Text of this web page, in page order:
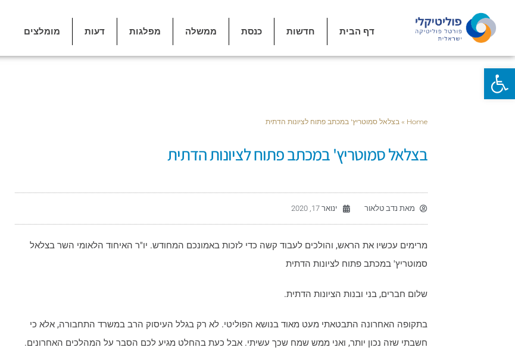
דף הבית חדשות כנסת ממשלה מפלגות דעות מומלצים
Home
» בצלאל סמוטריץ' במכתב פתוח לציונות הדתית
בצלאל סמוטריץ' במכתב פתוח לציונות הדתית
מאת נדב טלאור ינואר 17, 2020
מרימים עכשיו את הראש, והולכים לעבוד קשה כדי לזכות באמונכם המחודש. יו"ר האיחוד הלאומי השר בצלאל
סמוטריץ' במכתב פתוח לציונות הדתית
שלום חברים, בני ובנות הציונות הדתית.
בתקופה האחרונה התבטאתי מעט מאוד בנושא הפוליטי. לא רק בגלל העיסוק הרב במשרד התחבורה, אלא כי
חשבתי שזה נכון יותר, ואני ממש שמח שכך עשיתי. אבל כעת בהחלט מגיע לכם הסבר על המהלכים האחרונים.
פתח סרגל נגישות